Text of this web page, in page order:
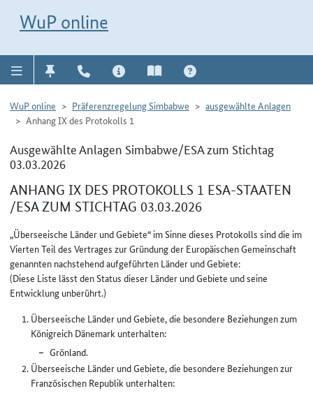
WuP online
WuP online Präferenzregelung Simbabwe
ausgewählte Anlagen
Anhang IX des Protokolls 1
Ausgewählte Anlagen Simbabwe/ESA zum Stichtag
03.03.2026
ANHANG IX DES PROTOKOLLS 1 ESA-STAATEN
/ESA ZUM STICHTAG 03.03.2026
„Überseeische Länder und Gebiete“ im Sinne dieses Protokolls sind die im
Vierten Teil des Vertrages zur Gründung der Europäischen Gemeinschaft
genannten nachstehend aufgeführten Länder und Gebiete:
(Diese Liste lässt den Status dieser Länder und Gebiete und seine
Entwicklung unberührt.)
Überseeische Länder und Gebiete, die besondere Beziehungen zum
Königreich Dänemark unterhalten:
Grönland.
Überseeische Länder und Gebiete, die besondere Beziehungen zur
Französischen Republik unterhalten: